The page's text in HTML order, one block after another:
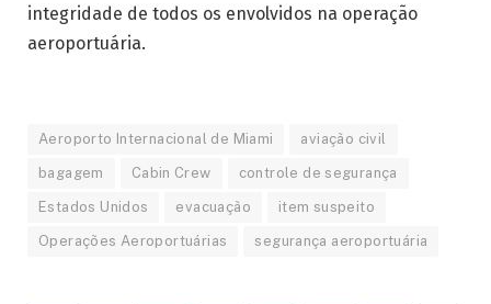
integridade de todos os envolvidos na operação
aeroportuária.
Aeroporto Internacional de Miami aviação civil
bagagem Cabin Crew controle de segurança
Estados Unidos evacuação item suspeito
Operações Aeroportuárias segurança aeroportuária